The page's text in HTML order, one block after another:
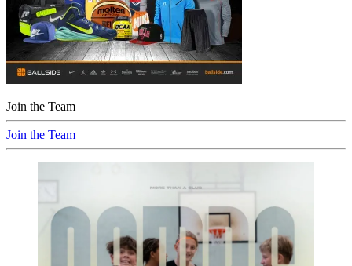
Join the Team
Beitragsnavigation
Join the Team